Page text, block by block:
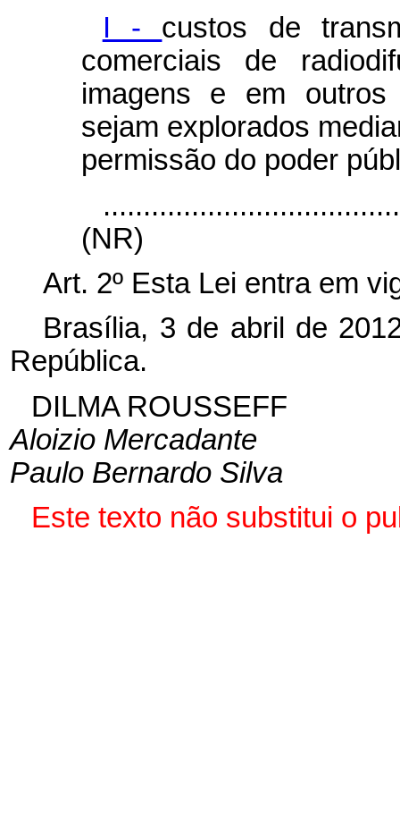
I - custos de
comerciais de
imagens e em
sejam explorados
permissão do poder
(NR)
Art. 2º Esta Lei entra em
Brasília, 3 de abril de
República.
DILMA ROUSSEFF
Aloizio Mercadante
Paulo Bernardo Silva
Este texto não substitui o